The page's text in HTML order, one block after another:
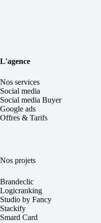
L'agence
Nos services
Social media
Social media Buyer
Google ads
Offres & Tarifs
Nos projets
Brandeclic
Logicranking
Studio by Fancy
Stackify
Smard Card